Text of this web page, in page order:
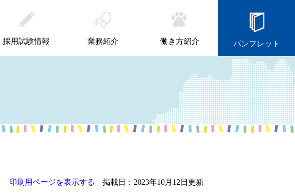
採用試験情報 業務紹介 働き方紹介 パンフレット
印刷用ページを表示する 掲載日：2023年10月12日更新